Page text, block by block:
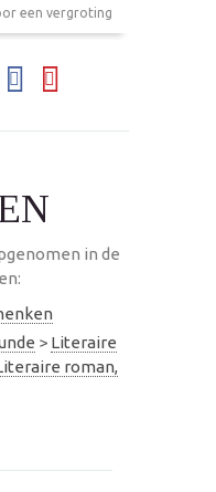
een vergroting
in de
> Literaire
roman,